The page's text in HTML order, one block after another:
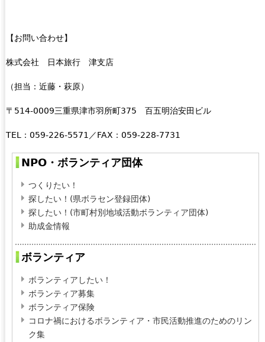
【お問い合わせ】
株式会社 日本旅行 津支店
（担当：近藤・萩原）
〒 514-0009三重県津市羽所町375 百五明治安田ビル
TEL ：059-226-5571／FAX：059-228-7731
NPO・ボランティア団体
つくりたい！
探したい！(県ボラセン登録団体)
探したい！(市町村別地域活動ボランティア団体)
助成金情報
ボランティア
ボランティアしたい！
ボランティア募集
ボランティア保険
コロナ禍におけるボランティア・市民活動推進のためのリン
ク集